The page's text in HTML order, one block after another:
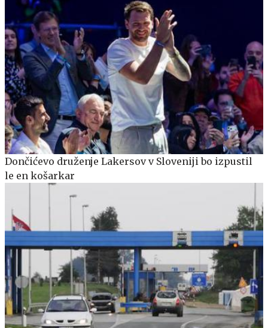
Dončićevo druženje Lakersov v Sloveniji bo izpustil
le en košarkar